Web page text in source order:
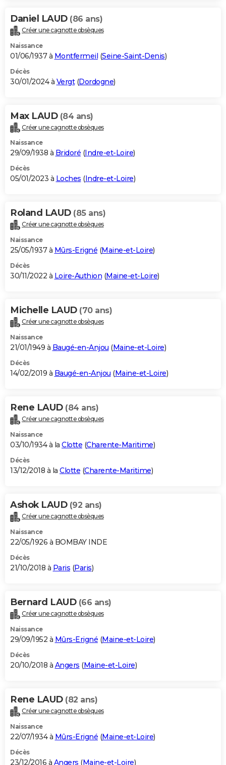
Daniel LAUD (86 ans)
Créer une cagnotte obsèques
Naissance
01/06/1937 à Montfermeil (Seine-Saint-Denis)
Décès
30/01/2024 à Vergt(Dordogne)
Max LAUD (84 ans)
Créer une cagnotte obsèques
Naissance
29/09/1938 à Bridoré (Indre-et-Loire)
Décès
05/01/2023 à Loches (Indre-et-Loire)
Roland LAUD (85 ans)
Créer une cagnotte obsèques
Naissance
25/05/1937 à Mûrs-Erigné (Maine-et-Loire)
Décès
30/11/2022 à Loire-Authion (Maine-et-Loire)
Michelle LAUD (70 ans)
Créer une cagnotte obsèques
Naissance
21/01/1949 à Baugé-en-Anjou (Maine-et-Loire)
Décès
14/02/2019 à Baugé-en-Anjou (Maine-et-Loire)
Rene LAUD (84 ans)
Créer une cagnotte obsèques
Naissance
03/10/1934 à la Clotte (Charente-Maritime)
Décès
13/12/2018 à la Clotte (Charente-Maritime)
Ashok LAUD (92 ans)
Créer une cagnotte obsèques
Naissance
22/05/1926 à BOMBAY INDE
Décès
21/10/2018 à Paris (Paris)
Bernard LAUD (66 ans)
Créer une cagnotte obsèques
Naissance
29/09/1952 à Mûrs-Erigné (Maine-et-Loire)
Décès
20/10/2018 à Angers (Maine-et-Loire)
Rene LAUD (82 ans)
Créer une cagnotte obsèques
Naissance
22/07/1934 à Mûrs-Erigné (Maine-et-Loire)
Décès
23/12/2016 à Angers (Maine-et-Loire)